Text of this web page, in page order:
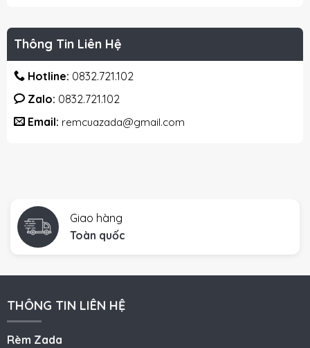
Thông Tin Liên Hệ
Hotline: 0832.721.102
Zalo: 0832.721.102
Email: remcuazada@gmail.com
Giao hàng
Toàn quốc
THÔNG TIN LIÊN HỆ
Rèm Zada